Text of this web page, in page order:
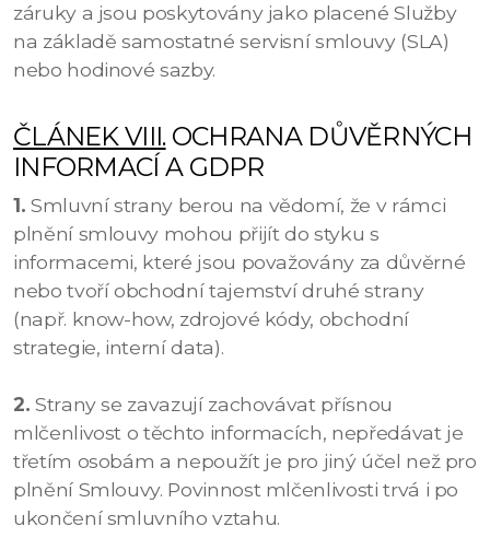
záruky a jsou poskytovány jako placené Služby
na základě samostatné servisní smlouvy (SLA)
nebo hodinové sazby.
ČLÁNEK VIII.OCHRANA DŮVĚRNÝCH
INFORMACÍ A GDPR
1. Smluvní strany berou na vědomí, že v rámci
plnění smlouvy mohou přijít do styku s
informacemi, které jsou považovány za důvěrné
nebo tvoří obchodní tajemství druhé strany
(např. know-how, zdrojové kódy, obchodní
strategie, interní data).
2. Strany se zavazují zachovávat přísnou
mlčenlivost o těchto informacích, nepředávat je
třetím osobám a nepoužít je pro jiný účel než pro
plnění Smlouvy. Povinnost mlčenlivosti trvá i po
ukončení smluvního vztahu.